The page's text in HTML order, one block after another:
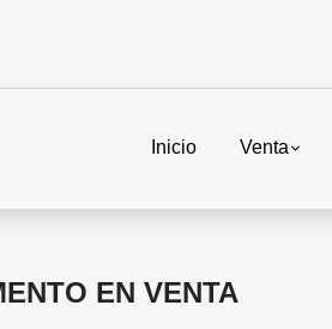
Inicio Venta
EN VENTA